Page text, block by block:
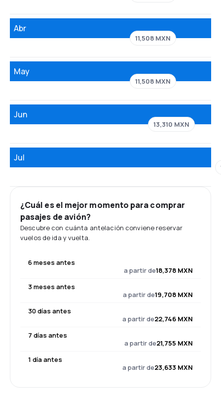
Abr
11,508 MXN
May
11,508 MXN
Jun
13,310 MXN
Jul
¿Cuál es el mejor momento para comprar
pasajes de avión?
Descubre con cuánta antelación conviene reservar
vuelos de ida y vuelta.
6 meses antes
a partir de18,378 MXN
3 meses antes
a partir de19,708 MXN
30 días antes
a partir de22,746 MXN
7 días antes
a partir de21,755 MXN
1 día antes
a partir de23,633 MXN